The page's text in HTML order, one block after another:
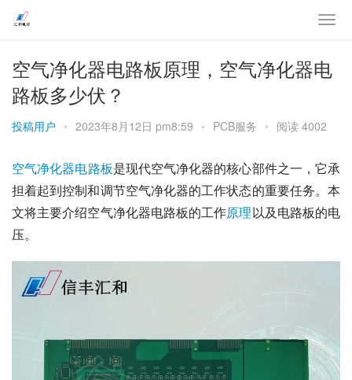
空气净化器电路板原理，空气净化器电
路板多少伏？
投稿用户 • 2023年8月12日 pm8:59 • PCB服务 • 阅读 4002
空气净化器电路板是现代空气净化器的核心部件之一，它承
担着起到控制和调节空气净化器的工作状态的重要任务。本
文将主要介绍空气净化器电路板的工作原理以及电路板的电
压。